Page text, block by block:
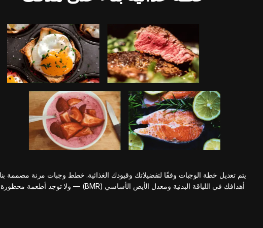
يتم تعديل خطة الوجبات وفقًا لتفضيلاتك وقيودك الغذائية. خطط وجبات مرنة مصممة
أهدافك في اللياقة البدنية ومعدل الأيض الأساسي (BMR) — ولا توجد أطعمة محظورة تمامًا.